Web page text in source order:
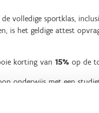
volledige sportklas,
is het geldige attest
korting van 15% op de
onderwijs met een